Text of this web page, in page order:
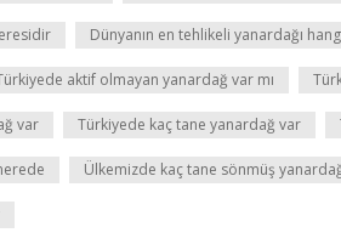
Dünyanın en tehlikeli yanardağı
aktif olmayan yanardağ var mı
var Türkiyede kaç tane yanardağ var
Ülkemizde kaç tane sönmüş